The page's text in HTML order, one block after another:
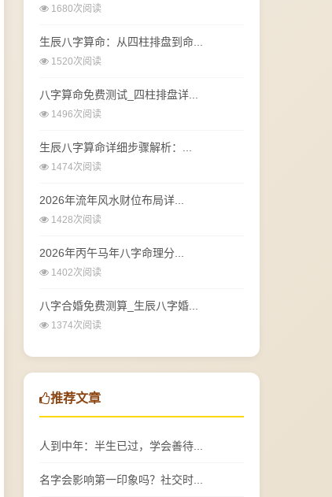
1680次阅读
生辰八字算命：从四柱排盘到命...
1520次阅读
八字算命免费测试_四柱排盘详...
1496次阅读
生辰八字算命详细步骤解析：...
1474次阅读
2026年流年风水财位布局详...
1428次阅读
2026年丙午马年八字命理分...
1402次阅读
八字合婚免费测算_生辰八字婚...
1374次阅读
推荐文章
人到中年：半生已过，学会善待...
名字会影响第一印象吗？社交时...